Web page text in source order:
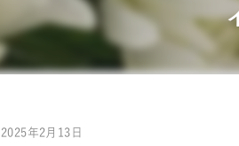
2025年2月13日